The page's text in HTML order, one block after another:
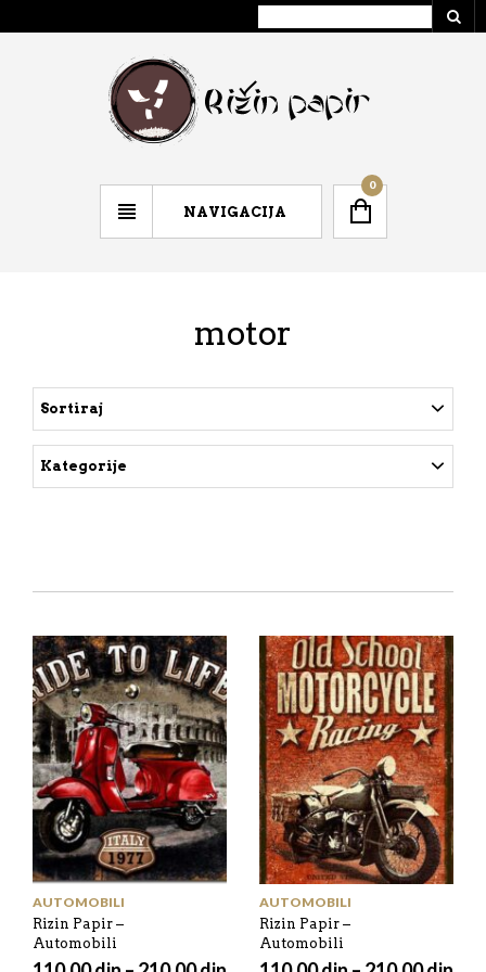
NAVIGACIJA
0
motor
Sortiraj
Kategorije
AUTOMOBILI
Rizin Papir –
Automobili
AUTOMOBILI
Rizin Papir –
Automobili